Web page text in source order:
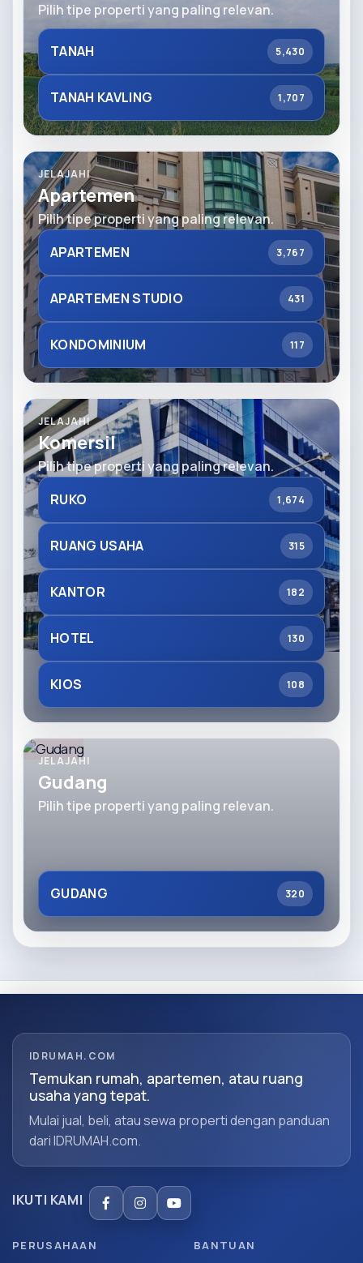
Pilih tipe properti yang paling relevan.
TANAH 5,430
TANAH KAVLING 1,707
JELAJAHI
Apartemen
Pilih tipe properti yang paling relevan.
APARTEMEN
3,767
APARTEMEN STUDIO 431
KONDOMINIUM 117
JELAJAHI
Komersil
Pilih tipe properti yang paling relevan.
RUKO
1,674
RUANG USAHA 315
KANTOR 182
HOTEL 130
KIOS 108
JELAJAHI
Gudang
Pilih tipe properti yang paling relevan.
GUDANG 320
IDRUMAH.COM
Temukan rumah, apartemen, atau ruang
usaha yang tepat.
Mulai jual, beli, atau sewa properti dengan panduan
dari IDRUMAH.com.
IKUTI KAMI
PERUSAHAAN BANTUAN